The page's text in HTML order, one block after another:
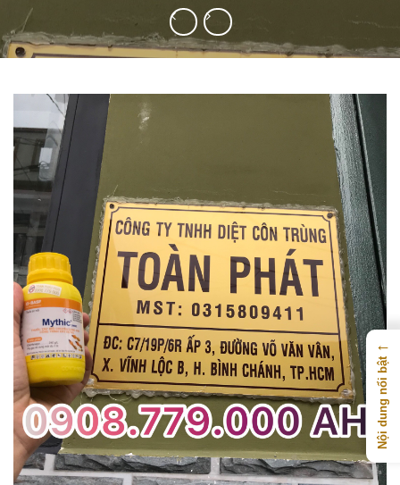
←
Nội dung nổi bật